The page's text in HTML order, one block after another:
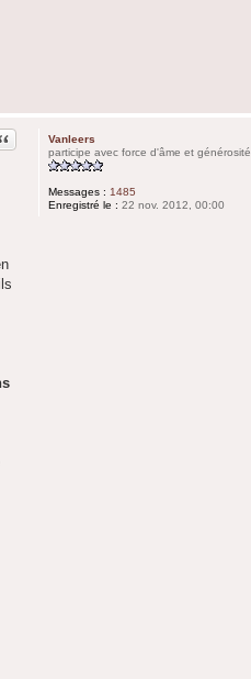
Vanleers
participe avec force d'âme et générosité
Messages : 1485
Enregistré le : 22 nov. 2012, 00:00